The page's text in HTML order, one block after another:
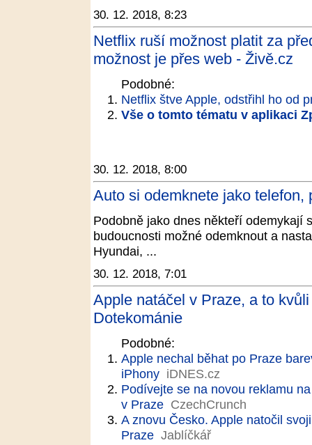
30. 12. 2018, 8:23
Netflix ruší možnost platit za
možnost je přes web - Živě.cz
Podobné:
Netflix štve Apple, odstřihl ho od
Vše o tomto tématu v aplikaci
30. 12. 2018, 8:00
Auto si odemknete jako telefon,
Podobně jako dnes někteří odemykají
budoucnosti možné odemknout a
Hyundai, ...
30. 12. 2018, 7:01
Apple natáčel v Praze, a to
Dotekománie
Podobné:
Apple nechal běhat po Praze
iPhony iDNES.cz
Podívejte se na novou reklamu
v Praze CzechCrunch
A znovu Česko. Apple natočil
Praze Jablíčkář